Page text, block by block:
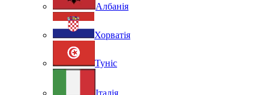
Албанія
Хорватія
Туніс